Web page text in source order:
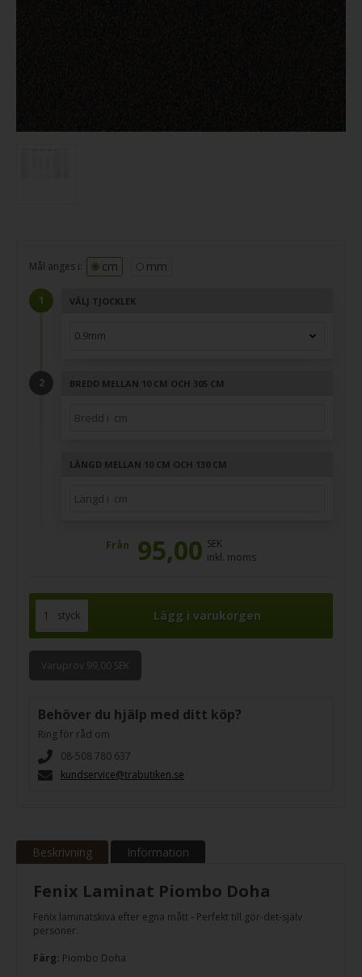
Mål anges i: cm mm
VÄLJ TJOCKLEK
BREDD MELLAN 10 CM OCH 305 CM
LÄNGD MELLAN 10 CM OCH 130 CM
Från 95,00 SEK
inkl. moms
styck
Varuprov 99,00 SEK
Behöver du hjälp med ditt köp?
Ring för råd om
08-508 780 637
kundservice@trabutiken.se
Beskrivning Information
Fenix Laminat Piombo Doha
Fenix laminatskiva efter egna mått - Perfekt till gör-det-själv
personer.
Färg: Piombo Doha